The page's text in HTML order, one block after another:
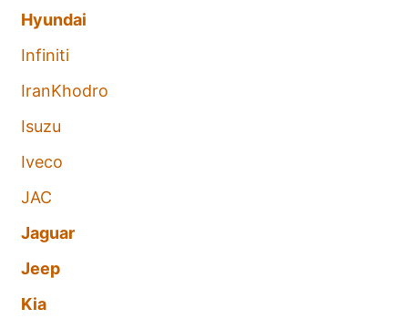
Hyundai
Infiniti
IranKhodro
Isuzu
Iveco
JAC
Jaguar
Jeep
Kia